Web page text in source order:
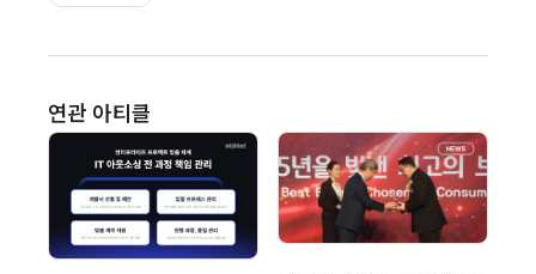
연관 아티클